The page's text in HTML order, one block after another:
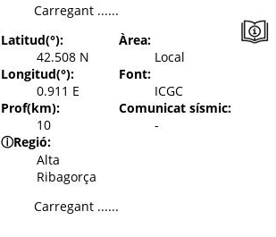
Carregant ......
Latitud(°):
42.508 N
Longitud(°):
0.911 E
Prof(km):
10
ⓘRegió:
Alta
Ribagorça
Àrea:
Local
Font:
ICGC
Comunicat sísmic:
-
Carregant ......